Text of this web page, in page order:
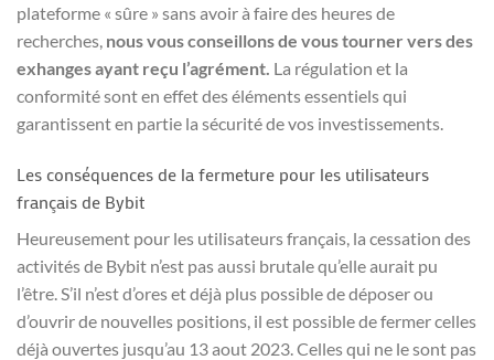
plateforme « sûre » sans avoir à faire des heures de
recherches, nous vous conseillons de vous tourner vers des
exhanges ayant reçu l’agrément. La régulation et la
conformité sont en effet des éléments essentiels qui
garantissent en partie la sécurité de vos investissements.
Les conséquences de la fermeture pour les utilisateurs
français de Bybit
Heureusement pour les utilisateurs français, la cessation des
activités de Bybit n’est pas aussi brutale qu’elle aurait pu
l’être. S’il n’est d’ores et déjà plus possible de déposer ou
d’ouvrir de nouvelles positions, il est possible de fermer celles
déjà ouvertes jusqu’au 13 aout 2023. Celles qui ne le sont pas